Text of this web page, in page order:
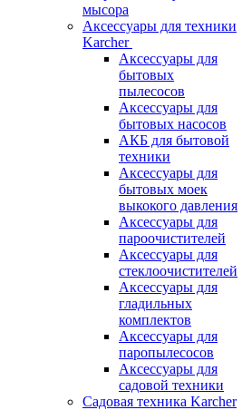
мысора
Аксессуары для техники
Karcher
Аксессуары для
бытовых
пылесосов
Аксессуары для
бытовых насосов
АКБ для бытовой
техники
Аксессуары для
бытовых моек
выкокого давления
Аксессуары для
пароочистителей
Аксессуары для
стеклоочистителей
Аксессуары для
гладильных
комплектов
Аксессуары для
паропылесосов
Аксессуары для
садовой техники
Садовая техника Karcher